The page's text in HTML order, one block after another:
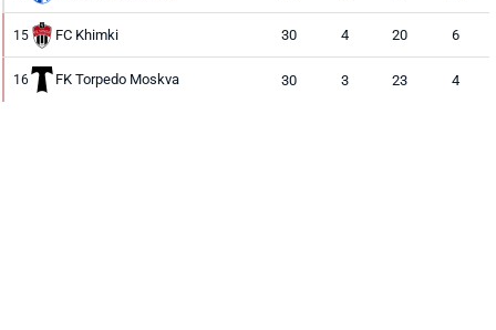
15 FC Khimki 30 4 20 6
16 FK Torpedo Moskva 30 3 23 4